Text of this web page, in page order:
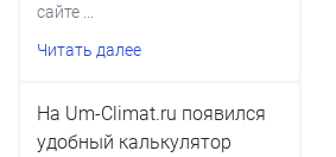
сайте ...
Читать далее
На Um-Climat.ru появился
удобный калькулятор